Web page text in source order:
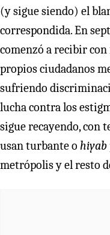
(y sigue siendo) el
correspondida. En
comenzó a recibir con
propios ciudadanos
sufriendo
lucha contra los
sigue recayendo, con
usan turbante o hiyab
metrópolis y el resto